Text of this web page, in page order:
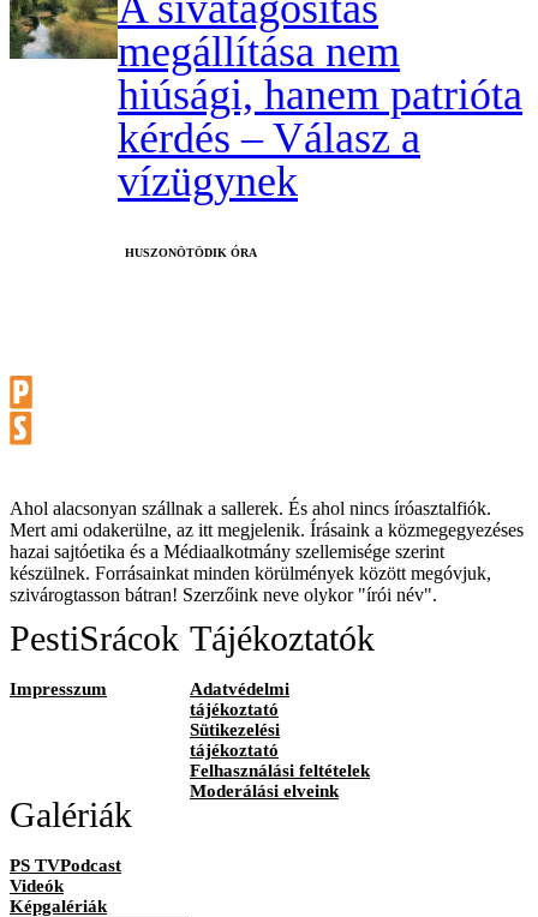
megállítása nem
hiúsági, hanem patrióta
kérdés – Válasz a
vízügynek
HUSZONÖTÖDIK ÓRA
Ahol alacsonyan szállnak a sallerek. És ahol nincs íróasztalfiók.
Mert ami odakerülne, az itt megjelenik. Írásaink a közmegegyezéses
hazai sajtóetika és a Médiaalkotmány szellemisége szerint
készülnek. Forrásainkat minden körülmények között megóvjuk,
szivárogtasson bátran! Szerzőink neve olykor "írói név".
PestiSrácok
Impresszum
Tájékoztatók
Adatvédelmi
tájékoztató
Sütikezelési
tájékoztató
Felhasználási feltételek
Moderálási elveink
Galériák
PS TVPodcast
Videók
Képgalériák